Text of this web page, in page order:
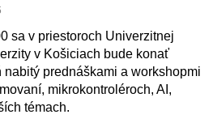
sa v priestoroch Univerzitnej
v Košiciach bude konať
nabitý prednáškami a workshopmi
mikrokontroléroch, AI,
témach.